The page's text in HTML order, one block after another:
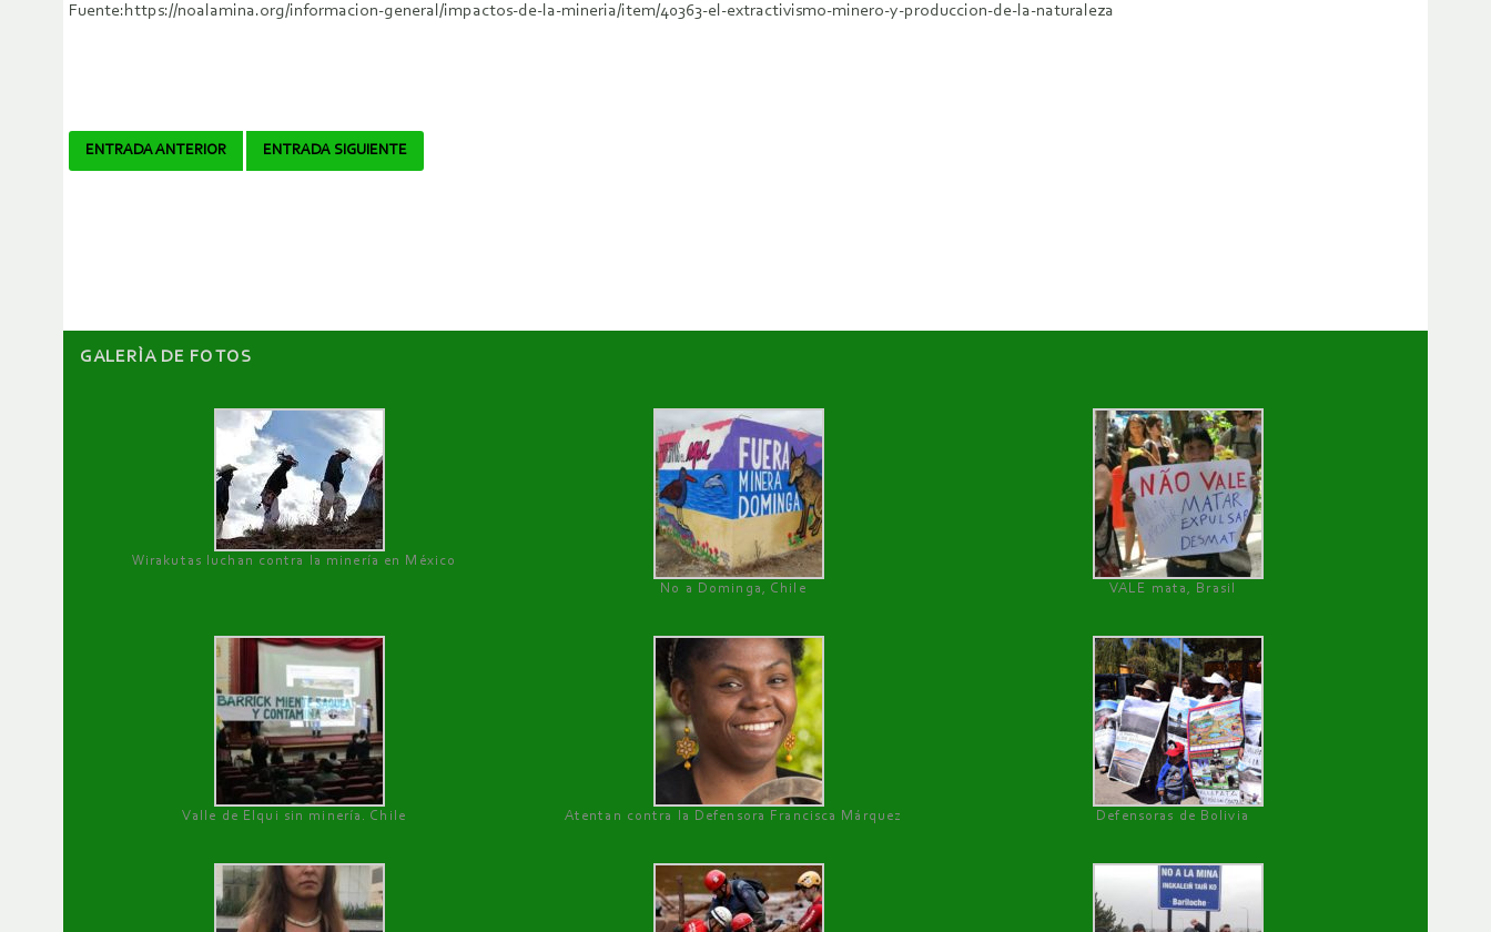
Fuente:https://noalamina.org/informacion-general/impactos-de-la-mineria/item/40363-el-extractivismo-minero-y-produccion-de-la-naturaleza
Navegador
ENTRADA ANTERIOR ENTRADA SIGUIENTE
GALERÌA DE FOTOS
Wirakutas luchan contra la minería en México
No a Dominga, Chile
VALE mata, Brasil
Valle de Elqui sin minería. Chile Atentan contra la Defensora Francisca Márquez Defensoras de Bolivia